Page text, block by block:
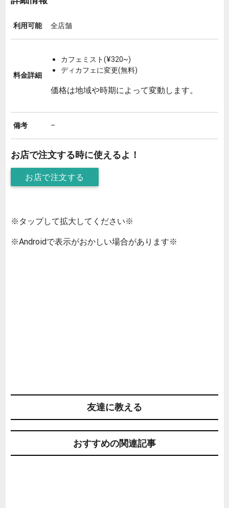
利用可能 全店舗
料金詳細
カフェミスト(¥320~)
ディカフェに変更(無料)
価格は地域や時期によって変動します。
備考 –
お店で注文する時に使えるよ！
お店で注文する
※タップして拡大してください※
※Androidで表示がおかしい場合があります※
友達に教える
おすすめの関連記事